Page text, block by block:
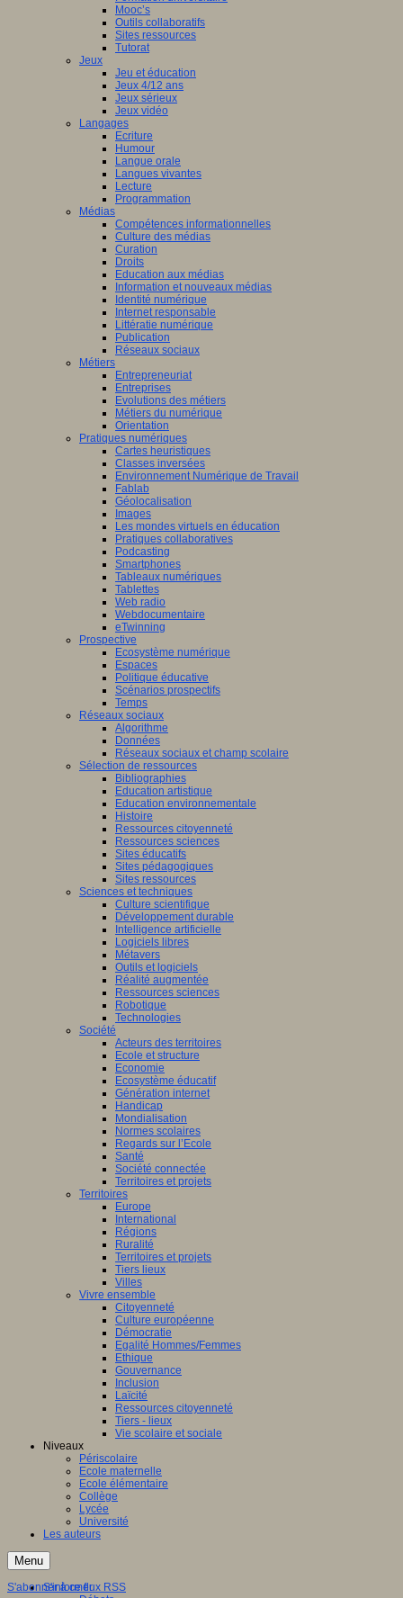
Mooc’s
Outils collaboratifs
Sites ressources
Tutorat
Jeux
Jeu et éducation
Jeux 4/12 ans
Jeux sérieux
Jeux vidéo
Langages
Ecriture
Humour
Langue orale
Langues vivantes
Lecture
Programmation
Médias
Compétences informationnelles
Culture des médias
Curation
Droits
Education aux médias
Information et nouveaux médias
Identité numérique
Internet responsable
Littératie numérique
Publication
Réseaux sociaux
Métiers
Entrepreneuriat
Entreprises
Evolutions des métiers
Métiers du numérique
Orientation
Pratiques numériques
Cartes heuristiques
Classes inversées
Environnement Numérique de Travail
Fablab
Géolocalisation
Images
Les mondes virtuels en éducation
Pratiques collaboratives
Podcasting
Smartphones
Tableaux numériques
Tablettes
Web radio
Webdocumentaire
eTwinning
Prospective
Ecosystème numérique
Espaces
Politique éducative
Scénarios prospectifs
Temps
Réseaux sociaux
Algorithme
Données
Réseaux sociaux et champ scolaire
Sélection de ressources
Bibliographies
Education artistique
Education environnementale
Histoire
Ressources citoyenneté
Ressources sciences
Sites éducatifs
Sites pédagogiques
Sites ressources
Sciences et techniques
Culture scientifique
Développement durable
Intelligence artificielle
Logiciels libres
Métavers
Outils et logiciels
Réalité augmentée
Ressources sciences
Robotique
Technologies
Société
Acteurs des territoires
Ecole et structure
Economie
Ecosystème éducatif
Génération internet
Handicap
Mondialisation
Normes scolaires
Regards sur l’Ecole
Santé
Société connectée
Territoires et projets
Territoires
Europe
International
Régions
Ruralité
Territoires et projets
Tiers lieux
Villes
Vivre ensemble
Citoyenneté
Culture européenne
Démocratie
Egalité Hommes/Femmes
Ethique
Gouvernance
Inclusion
Laïcité
Ressources citoyenneté
Tiers - lieux
Vie scolaire et sociale
Niveaux
Périscolaire
Ecole maternelle
Ecole élémentaire
Collège
Lycée
Université
Les auteurs
Menu
S'informer
S'abonner à ce flux RSS